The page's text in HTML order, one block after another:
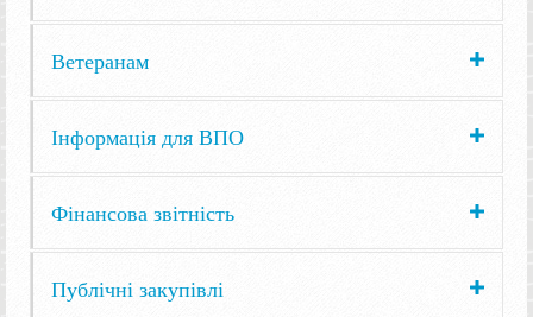
Ветеранам
Інформація для ВПО
Фінансова звітність
Публічні закупівлі